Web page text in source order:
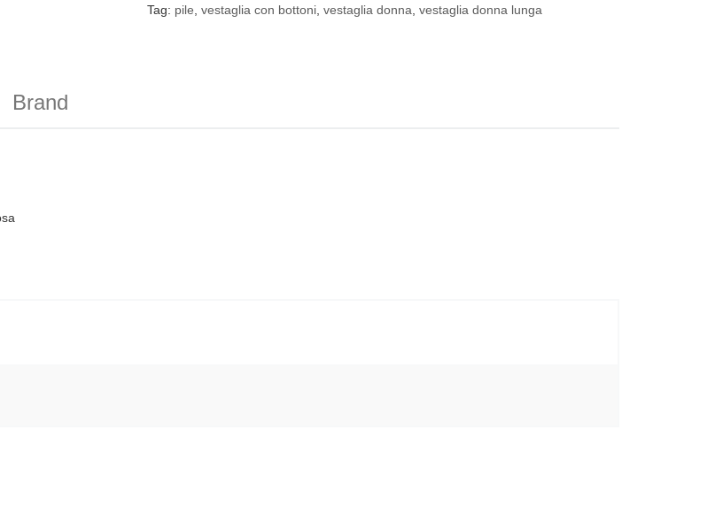
Tag: pile ,vestaglia con bottoni ,vestaglia donna ,vestaglia donna lunga
Brand